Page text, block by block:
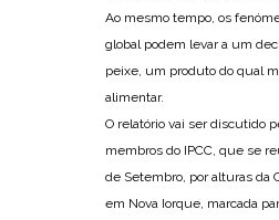
Ao mesmo tempo, os
global podem levar a um
peixe, um produto do qual
alimentar.
O relatório vai ser discutido
membros do IPCC, que se
de Setembro, por alturas da
em Nova Iorque, marcada